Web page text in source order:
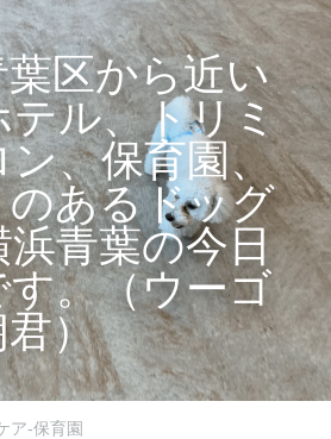
区から近い
テル、トリミ
、保育園、
あるドッグ
青葉の今日
。（ウーゴ
）
ア-保育園